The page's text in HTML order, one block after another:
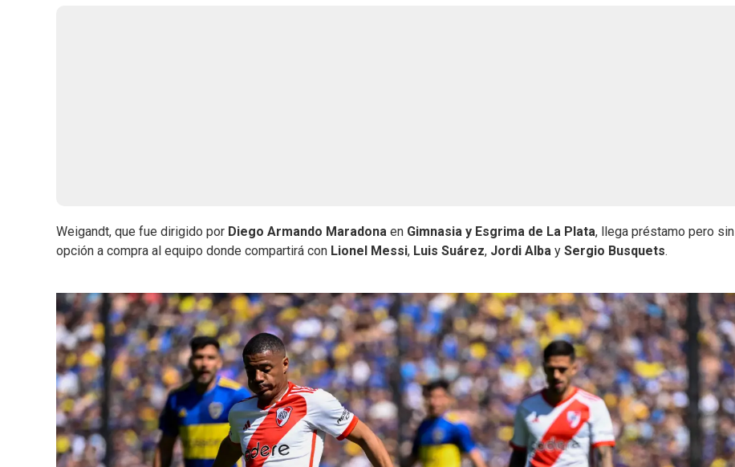
Weigandt, que fue dirigido por Diego Armando Maradona en Gimnasia y Esgrima de La Plata, llega préstamo pero sin
opción a compra al equipo donde compartirá con Lionel Messi, Luis Suárez, Jordi Alba y Sergio Busquets.